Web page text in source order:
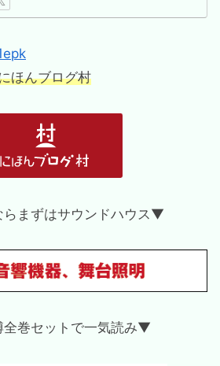
ほんブログ村
まずはサウンドハウス▼
巻セットで一気読み▼